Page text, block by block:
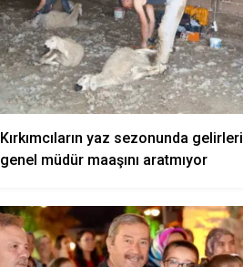
Kırkımcıların yaz sezonunda gelirleri
genel müdür maaşını aratmıyor